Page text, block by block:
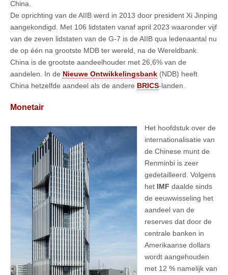
China.
De oprichting van de AIIB werd in 2013 door president Xi Jinping
aangekondigd. Met 106 lidstaten vanaf april 2023 waaronder vijf
van de zeven lidstaten van de G-7 is de AIIB qua ledenaantal nu
de op één na grootste MDB ter wereld, na de Wereldbank.
China is de grootste aandeelhouder met 26,6% van de
aandelen. In de Nieuwe Ontwikkelingsbank (NDB) heeft
China hetzelfde aandeel als de andere BRICS-landen.
Monetair
Het hoofdstuk over de
internationalisatie van
de Chinese munt de
Renminbi is zeer
gedetailleerd. Volgens
het IMF daalde sinds
de eeuwwisseling het
aandeel van de
reserves dat door de
centrale banken in
Amerikaanse dollars
wordt aangehouden
met 12 % namelijk van